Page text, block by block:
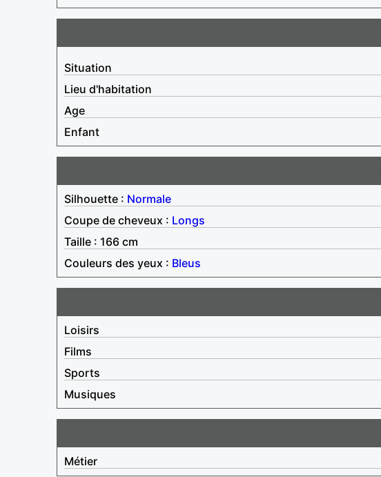
Situation
Lieu d'habitation
Age
Enfant
Silhouette : Normale
Coupe de cheveux : Longs
Taille : 166 cm
Couleurs des yeux : Bleus
Loisirs
Films
Sports
Musiques
Métier